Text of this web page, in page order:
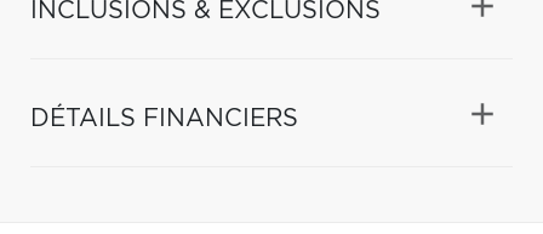
INCLUSIONS & EXCLUSIONS
DÉTAILS FINANCIERS